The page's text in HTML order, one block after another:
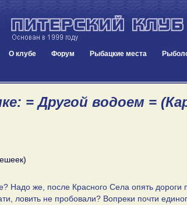
О клубе Форум Рыбацкие места
= Другой водоем =
Надо же, после Красного Села опять
ловить не пробовали? Вопреки почти